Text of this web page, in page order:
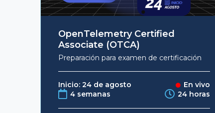
OpenTelemetry Certified
Associate (OTCA)
Preparación para examen de certificación
Inicio: 24 de agosto
En vivo
4 semanas
24 horas